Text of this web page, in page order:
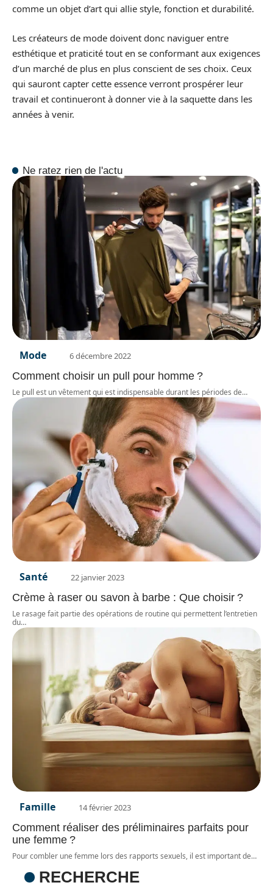
comme un objet d’art qui allie style, fonction et durabilité.
Les créateurs de mode doivent donc naviguer entre
esthétique et praticité tout en se conformant aux exigences
d’un marché de plus en plus conscient de ses choix. Ceux
qui sauront capter cette essence verront prospérer leur
travail et continueront à donner vie à la saquette dans les
années à venir.
Ne ratez rien de l'actu
Mode 6 décembre 2022
Comment choisir un pull pour homme ?
Le pull est un vêtement qui est indispensable durant les périodes de…
Santé 22 janvier 2023
Crème à raser ou savon à barbe : Que choisir ?
Le rasage fait partie des opérations de routine qui permettent l’entretien
du…
Famille 14 février 2023
Comment réaliser des préliminaires parfaits pour
une femme ?
Pour combler une femme lors des rapports sexuels, il est important de…
RECHERCHE